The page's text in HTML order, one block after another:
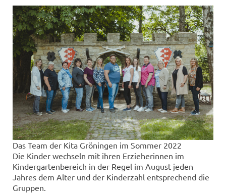
Das Team der Kita Gröningen im Sommer 2022
Die Kinder wechseln mit ihren Erzieherinnen im
Kindergartenbereich in der Regel im August jeden
Jahres dem Alter und der Kinderzahl entsprechend die
Gruppen.